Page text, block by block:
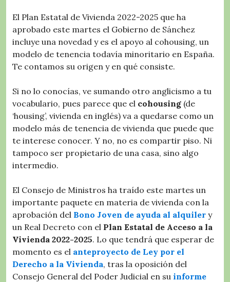
El Plan Estatal de Vivienda 2022-2025 que ha
aprobado este martes el Gobierno de Sánchez
incluye una novedad y es el apoyo al cohousing, un
modelo de tenencia todavía minoritario en España.
Te contamos su origen y en qué consiste.
Si no lo conocías, ve sumando otro anglicismo a tu
vocabulario, pues parece que el cohousing (de
‘housing’, vivienda en inglés) va a quedarse como un
modelo más de tenencia de vivienda que puede que
te interese conocer. Y no, no es compartir piso. Ni
tampoco ser propietario de una casa, sino algo
intermedio.
El Consejo de Ministros ha traído este martes un
importante paquete en materia de vivienda con la
aprobación del Bono Joven de ayuda al alquiler y
un Real Decreto con el Plan Estatal de Acceso a la
Vivienda 2022-2025. Lo que tendrá que esperar de
momento es el anteproyecto de Ley por el
Derecho a la Vivienda, tras la oposición del
Consejo General del Poder Judicial en su informe